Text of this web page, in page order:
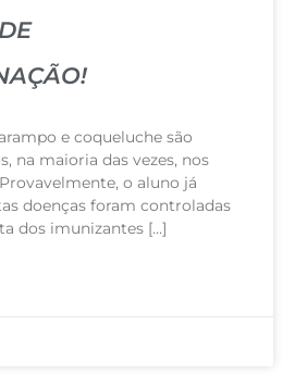
e coqueluche são
na maioria das vezes, nos
o aluno já
doenças foram controladas
dos imunizantes […]